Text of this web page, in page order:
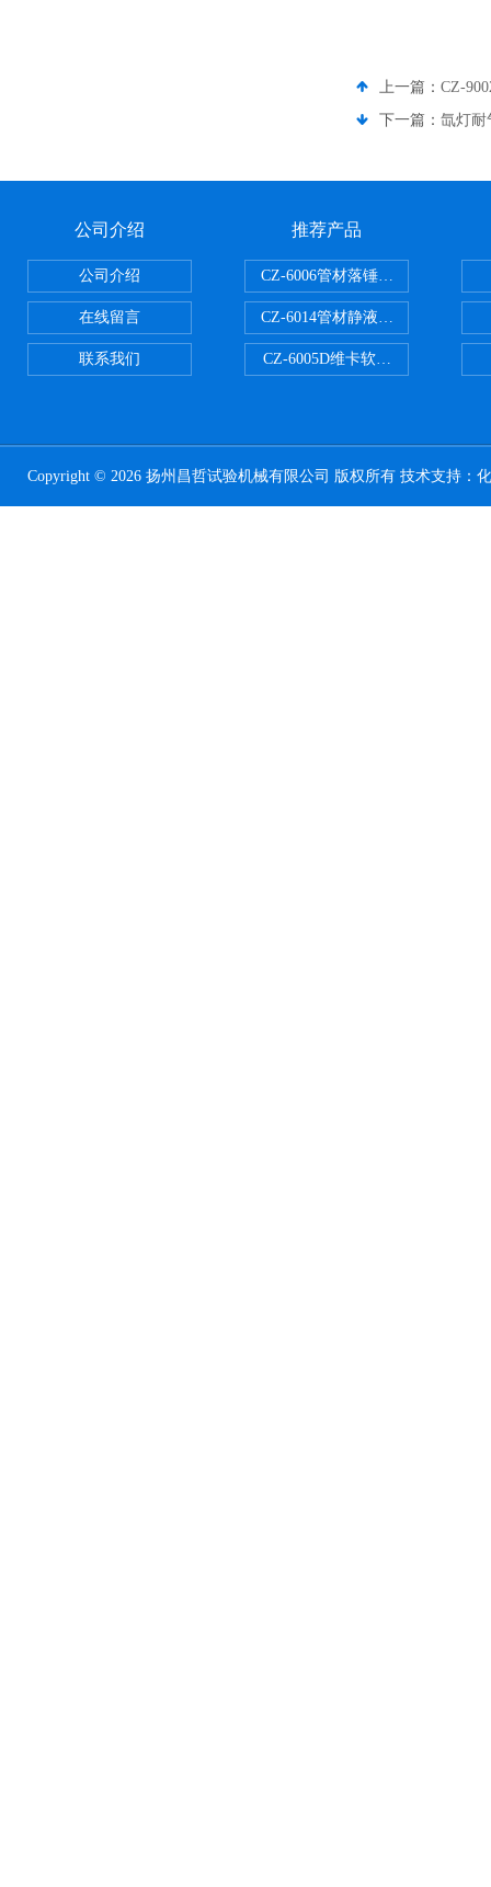
上一篇： CZ-
下一篇： 氙灯耐
公司介绍
公司介绍
在线留言
联系我们
推荐产品
CZ-6006管材落锤冲击试验机
CZ-6014管材静液压爆破试验机
CZ-6005D维卡软化点温度测定仪
Copyright © 2026 扬州昌哲试验机械有限公司 版权所有 技术支持：